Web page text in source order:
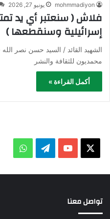
mohmmadiyon يونيو 27, 2026
فلاش ( سنعتبر أي يد
إسرائيلية وسنقطعها )
الشهيد القائد / السيد حسن نصر
محمديون للثقافة والنشر
أكمل القراءة »
يوتيوبتيلقرام
تواصل معنا